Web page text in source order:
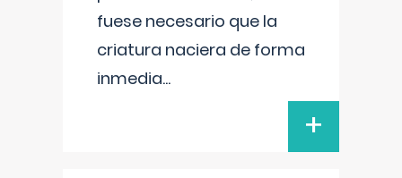
fuese necesario que la
criatura naciera de forma
inmedia...
+